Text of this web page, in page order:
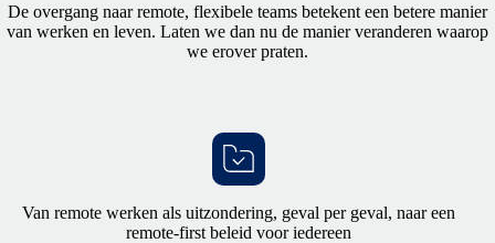
De overgang naar remote, flexibele teams betekent een betere manier
van werken en leven. Laten we dan nu de manier veranderen waarop
we erover praten.
Van remote werken als uitzondering, geval per geval, naar een
remote-first beleid voor iedereen